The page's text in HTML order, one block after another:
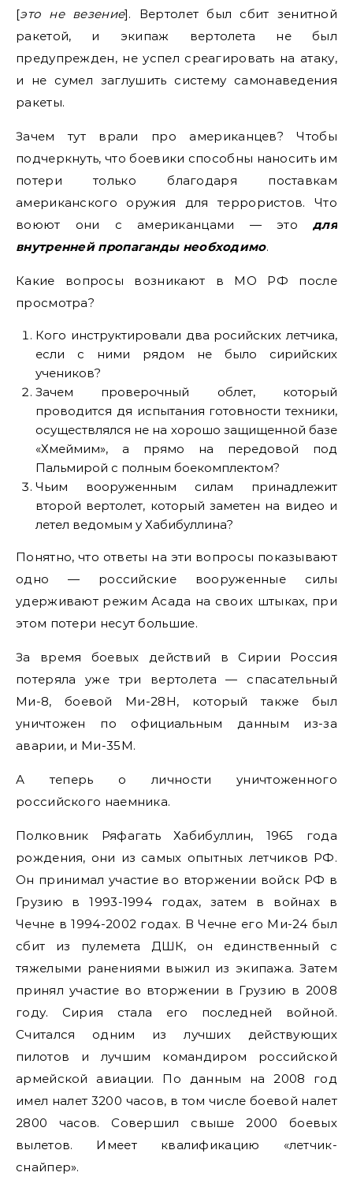
[это не везение]. Вертолет был сбит зенитной
ракетой, и экипаж вертолета не был
предупрежден, не успел среагировать на атаку,
и не сумел заглушить систему самонаведения
ракеты.
Зачем тут врали про американцев? Чтобы
подчеркнуть, что боевики способны наносить им
потери только благодаря поставкам
американского оружия для террористов. Что
воюют они с американцами — этодля
внутренней пропаганды необходимо.
Какие вопросы возникают в МО РФ после
просмотра?
Кого инструктировали два росийских летчика,
если с ними рядом не было сирийских
учеников?
Зачем проверочный облет, который
проводится дя испытания готовности техники,
осуществлялся не на хорошо защищенной базе
«Хмеймим», а прямо на передовой под
Пальмирой с полным боекомплектом?
Чьим вооруженным силам принадлежит
второй вертолет, который заметен на видео и
летел ведомым у Хабибуллина?
Понятно, что ответы на эти вопросы показывают
одно — российские вооруженные силы
удерживают режим Асада на своих штыках, при
этом потери несут большие.
За время боевых действий в Сирии Россия
потеряла уже три вертолета — спасательный
Ми-8, боевой Ми-28Н, который также был
уничтожен по официальным данным из-за
аварии, и Ми-35М.
А теперь о личности уничтоженного
российского наемника.
Полковник Ряфагать Хабибуллин, 1965 года
рождения, они из самых опытных летчиков РФ.
Он принимал участие во вторжении войск РФ в
Грузию в 1993-1994 годах, затем в войнах в
Чечне в 1994-2002 годах. В Чечне его Ми-24 был
сбит из пулемета ДШК, он единственный с
тяжелыми ранениями выжил из экипажа. Затем
принял участие во вторжении в Грузию в 2008
году. Сирия стала его последней войной.
Считался одним из лучших действующих
пилотов и лучшим командиром российской
армейской авиации. По данным на 2008 год
имел налет 3200 часов, в том числе боевой налет
2800 часов. Совершил свыше 2000 боевых
вылетов. Имеет квалификацию «летчик-
снайпер».